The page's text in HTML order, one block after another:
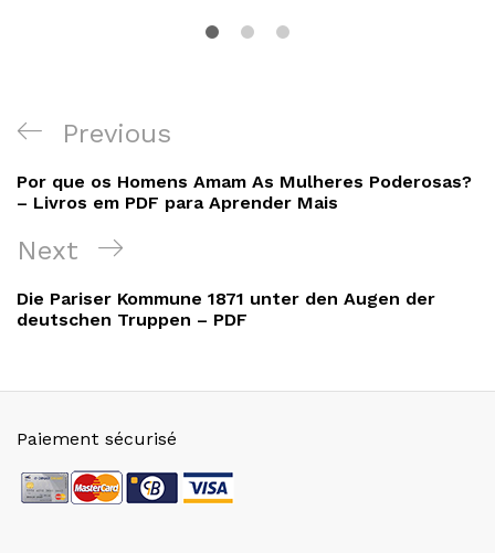
Navigation
de
l’article
Previous
Post
Previous
Por que os Homens Amam As Mulheres Poderosas?
– Livros em PDF para Aprender Mais
Next
Post
Next
Die Pariser Kommune 1871 unter den Augen der
deutschen Truppen – PDF
Paiement sécurisé